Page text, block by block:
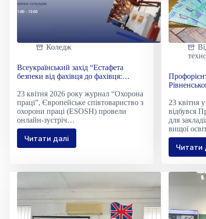
Коледж
Всеукраїнський захід “Естафета
безпеки від фахівця до фахівця:
23 квітня 2026 року журнал “Охорона
праці”, Європейське співтовариство з
охорони праці (ESOSH) провели
онлайн-зустріч…
Читати даліВсеукраїнський
безпеки
фахівця
до
ділимося
23 квітня
відбувся
для
вищої
Читати